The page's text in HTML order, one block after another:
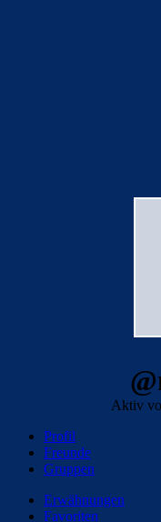
Aktiv
Profil
Freunde
Gruppen
Erwähnungen
Favoriten